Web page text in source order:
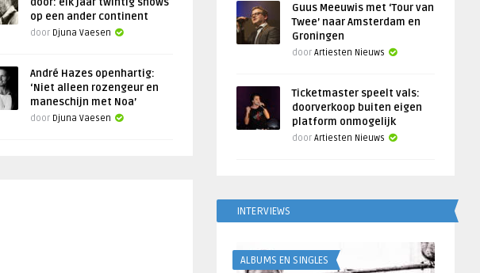
op een ander continent
door Djuna Vaesen
André Hazes openhartig:
‘Niet alleen rozengeur en
maneschijn met Noa’
door Djuna Vaesen
Guus Meeuwis met ‘Tour van
Twee’ naar Amsterdam en
Groningen
door Artiesten Nieuws
Ticketmaster speelt vals:
doorverkoop buiten eigen
platform onmogelijk
door Artiesten Nieuws
INTERVIEWS
ALBUMS EN SINGLES